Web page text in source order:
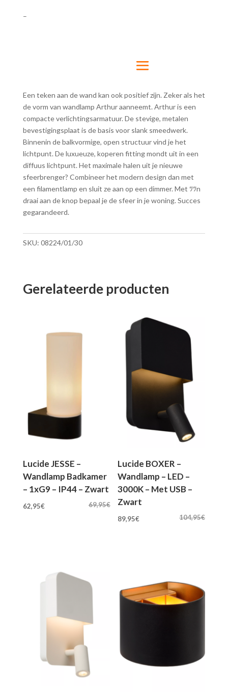
–
Een teken aan de wand kan ook positief zijn. Zeker als het
de vorm van wandlamp Arthur aanneemt. Arthur is een
compacte verlichtingsarmatuur. De stevige, metalen
bevestigingsplaat is de basis voor slank smeedwerk.
Binnenin de balkvormige, open structuur vind je het
lichtpunt. De luxueuze, koperen fitting mondt uit in een
diffuus lichtpunt. Het maximale halen uit je nieuwe
sfeerbrenger? Combineer het modern design dan met
een filamentlamp en sluit ze aan op een dimmer. Met ﾂﾂn
draai aan de knop bepaal je de sfeer in je woning. Succes
gegarandeerd.
SKU: 08224/01/30
Gerelateerde producten
Lucide JESSE –
Wandlamp Badkamer
– 1xG9 – IP44 – Zwart
69,95€
Oorspronkelijke
62,95€Huidige
Lucide BOXER –
Wandlamp – LED –
3000K – Met USB –
Zwart
104,95€
Oorspronkelijke
89,95€